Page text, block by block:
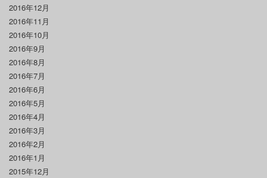
2016年12月
2016年11月
2016年10月
2016年9月
2016年8月
2016年7月
2016年6月
2016年5月
2016年4月
2016年3月
2016年2月
2016年1月
2015年12月